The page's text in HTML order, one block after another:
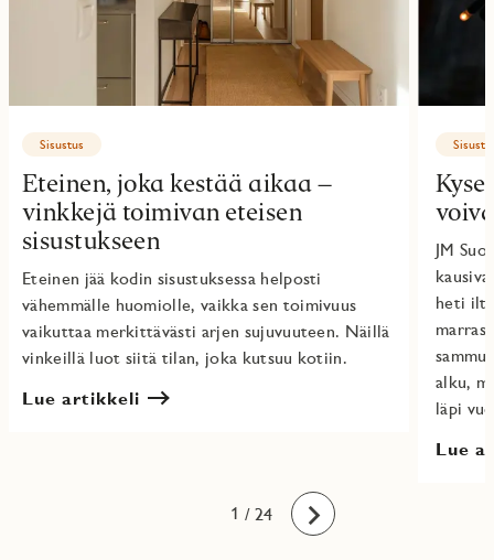
Sisustus
Eteinen, joka kestää aikaa –
vinkkejä toimivan eteisen
sisustukseen
Eteinen jää kodin sisustuksessa helposti
vähemmälle huomiolle, vaikka sen toimivuus
vaikuttaa merkittävästi arjen sujuvuuteen. Näillä
vinkeillä luot siitä tilan, joka kutsuu kotiin.
Lue artikkeli
JM
heti
alku,
läpi
Lue
1
2
3
4
5
6
7
8
9
10
11
12
13
14
15
16
17
18
19
20
21
22
23
24 / 24 Eteenpäin